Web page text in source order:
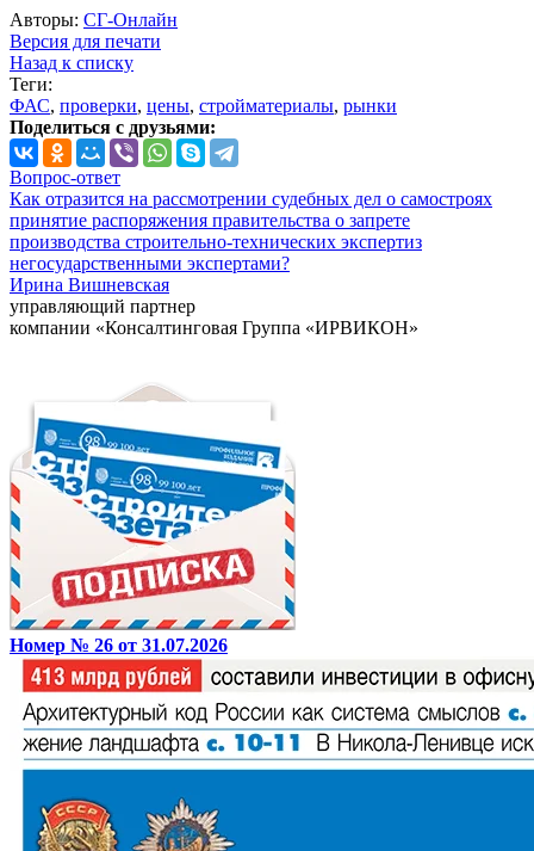
Авторы: СГ-Онлайн
Версия для печати
Назад к списку
Теги:
ФАС, проверки, цены, стройматериалы, рынки
Поделиться с друзьями:
Вопрос-ответ
Как отразится на рассмотрении судебных дел о самостроях
принятие распоряжения правительства о запрете
производства строительно-технических экспертиз
негосударственными экспертами?
Ирина Вишневская
управляющий партнер
компании «Консалтинговая Группа «ИРВИКОН»
Номер № 26 от 31.07.2026